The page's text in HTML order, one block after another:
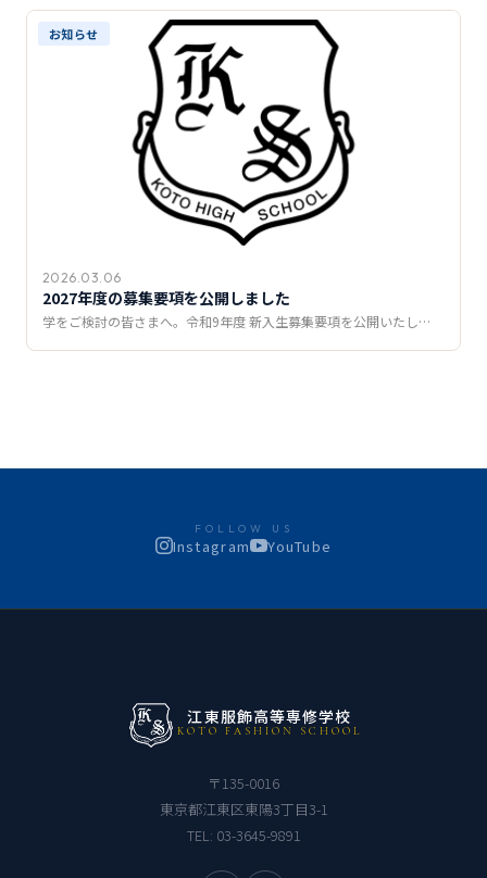
お知らせ
2026.03.06
2027年度の募集要項を公開しました
学をご検討の皆さまへ。令和9年度 新入生募集要項を公開いたし…
FOLLOW US
Instagram YouTube
江東服飾高等専修学校
KOTO FASHION SCHOOL
〒135-0016
東京都江東区東陽3丁目3-1
TEL: 03-3645-9891